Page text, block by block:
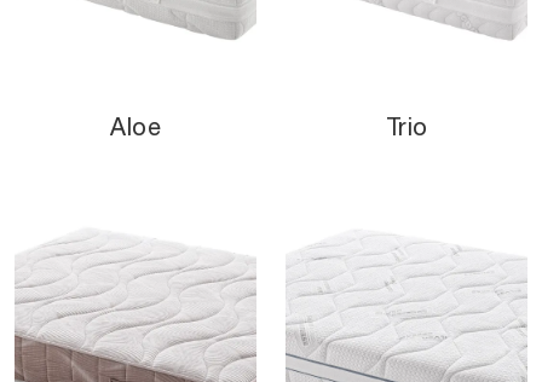
Aloe Trio